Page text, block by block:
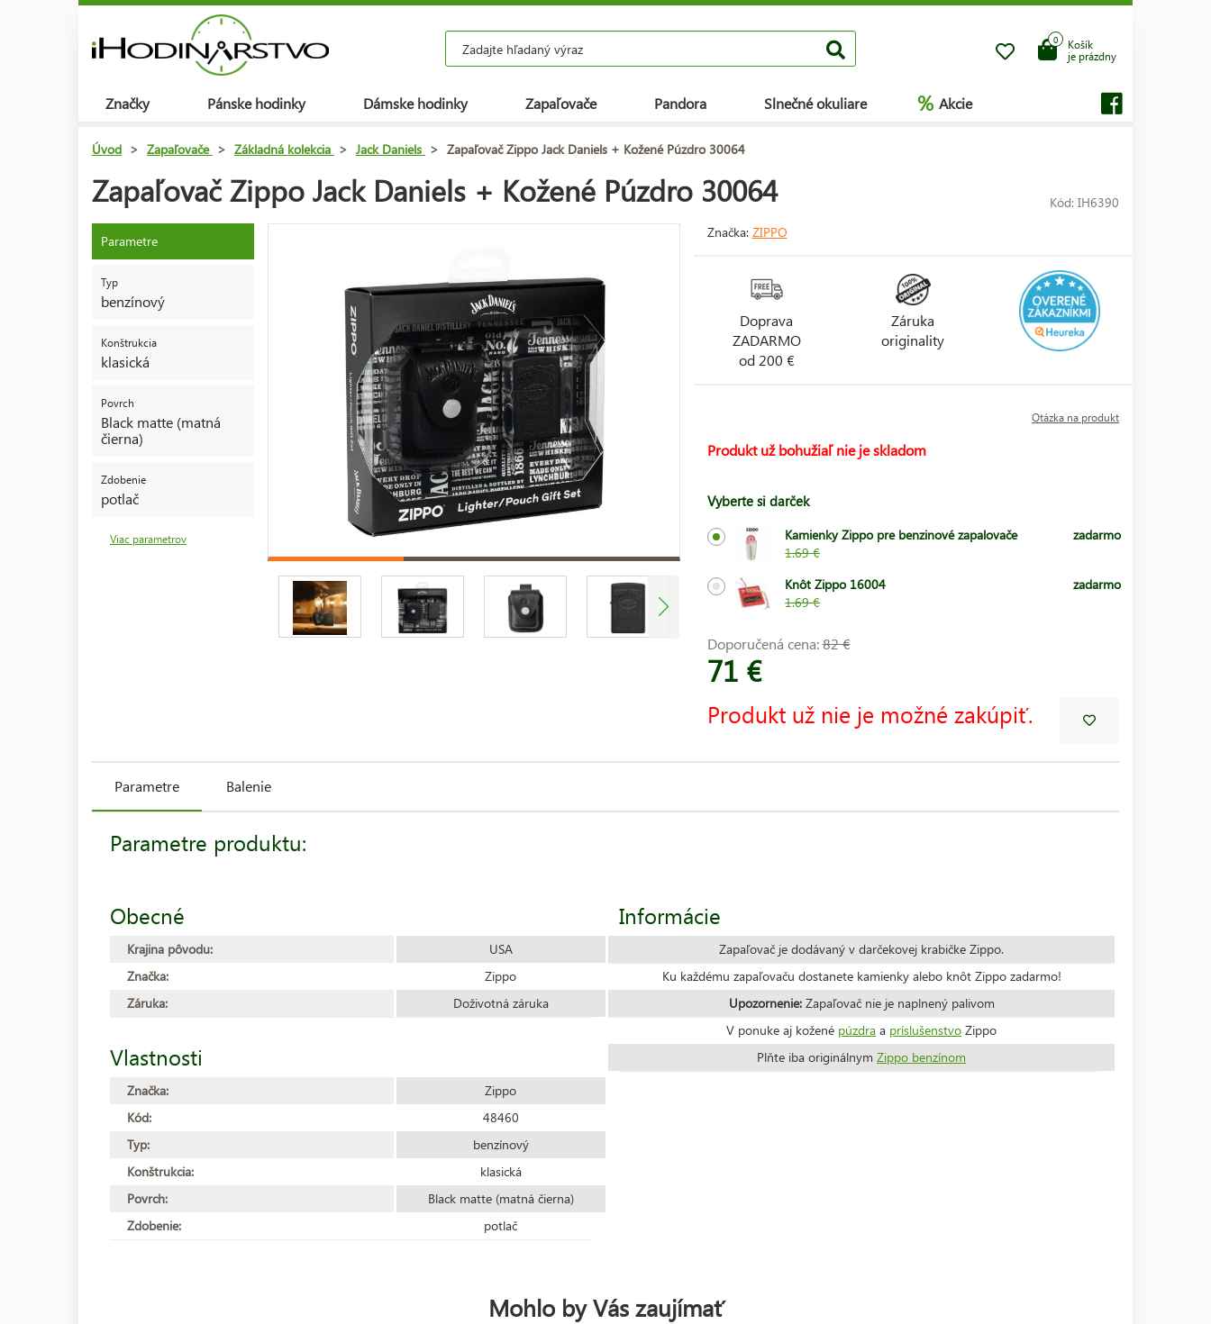
Košík
je prázdny
0
Značky Pánske hodinky Dámske hodinky Zapaľovače Pandora Slnečné okuliare % Akcie
Úvod > Zapaľovače > Základná kolekcia > Jack Daniels > Zapaľovač Zippo Jack Daniels + Kožené Púzdro 30064
Zapaľovač Zippo Jack Daniels + Kožené Púzdro 30064 Kód: IH6390
Parametre
Typ
benzínový
Konštrukcia
klasická
Povrch
Black matte (matná
čierna)
Zdobenie
potlač
Viac parametrov
Značka: ZIPPO
Doprava
ZADARMO
od 200 €
Záruka
originality
Otázka na produkt
Produkt už bohužiaľ nie je skladom
Vyberte si darček
Kamienky Zippo pre benzinové zapalovače
1.69 €
zadarmo
Knôt Zippo 16004
1.69 €
zadarmo
Doporučená cena:82 €
71 €
Produkt už nie je možné zakúpiť.
Parametre Balenie
Parametre produktu:
Obecné
Krajina pôvodu:
USA
Značka:
Zippo
Záruka:
Doživotná záruka
Vlastnosti
Značka:
Zippo
Kód:
48460
Typ:
benzínový
Konštrukcia:
klasická
Povrch:
Black matte (matná čierna)
Zdobenie:
potlač
Informácie
Zapaľovač je dodávaný v darčekovej krabičke Zippo.
Ku každému zapaľovaču dostanete kamienky alebo knôt Zippo zadarmo!
Upozornenie:Zapaľovač nie je naplnený palivom
V ponuke aj kožené púzdra a príslušenstvo Zippo
Plňte iba originálnym Zippo benzínom
Mohlo by Vás zaujímať